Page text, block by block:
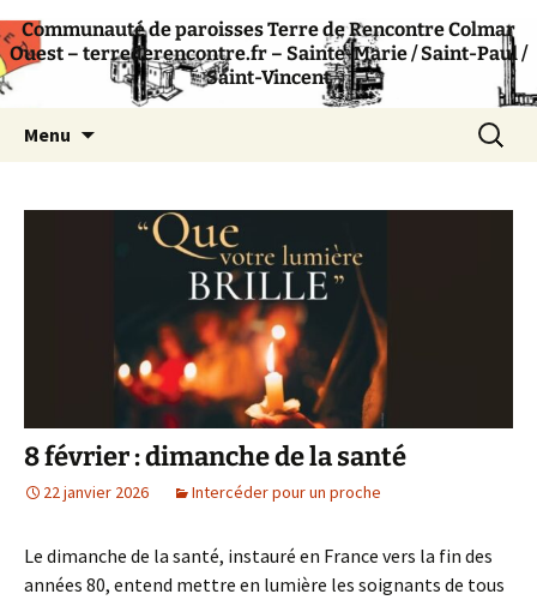
Terre de Rencontre
Communauté de paroisses catholique –
Colmar
Communauté de paroisses Terre de Rencontre Colmar
Ouest – terrederencontre.fr – Sainte-Marie / Saint-Paul /
Saint-Vincent
Menu
8 février : dimanche de la santé
22 janvier 2026 Intercéder pour un proche
Le dimanche de la santé, instauré en France vers la fin des
années 80, entend mettre en lumière les soignants de tous